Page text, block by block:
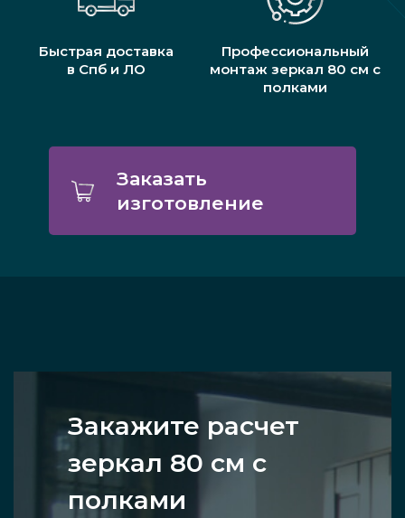
Быстрая доставка
в Спб и ЛО
Профессиональный
монтаж зеркал 80 см с
полками
Заказать
изготовление
Закажите расчет
зеркал 80 см с
полками